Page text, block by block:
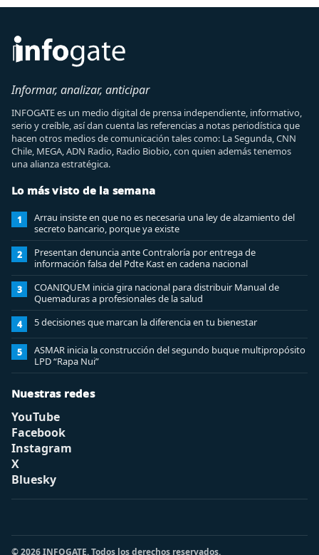
Informar, analizar, anticipar
INFOGATE es un medio digital de prensa independiente, informativo,
serio y creíble, así dan cuenta las referencias a notas periodística que
hacen otros medios de comunicación tales como: La Segunda, CNN
Chile, MEGA, ADN Radio, Radio Biobio, con quien además tenemos
una alianza estratégica.
Lo más visto de la semana
1
Arrau insiste en que no es necesaria una ley de alzamiento del
secreto bancario, porque ya existe
2
Presentan denuncia ante Contraloría por entrega de
información falsa del Pdte Kast en cadena nacional
3
COANIQUEM inicia gira nacional para distribuir Manual de
Quemaduras a profesionales de la salud
4 5 decisiones que marcan la diferencia en tu bienestar
5
ASMAR inicia la construcción del segundo buque multipropósito
LPD “Rapa Nui”
Nuestras redes
YouTube
Facebook
Instagram
X
Bluesky
© 2026 INFOGATE. Todos los derechos reservados.